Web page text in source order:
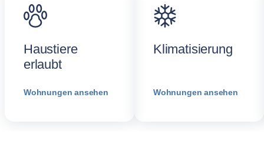
Haustiere
erlaubt
Wohnungen ansehen
Klimatisierung
Wohnungen ansehen